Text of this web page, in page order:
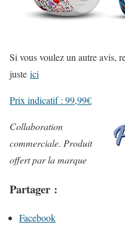
Si vous voulez un autre avis,
juste ici
Prix indicatif : 99,99€
Collaboration
commerciale. Produit
offert par la marque
Partager :
Facebook